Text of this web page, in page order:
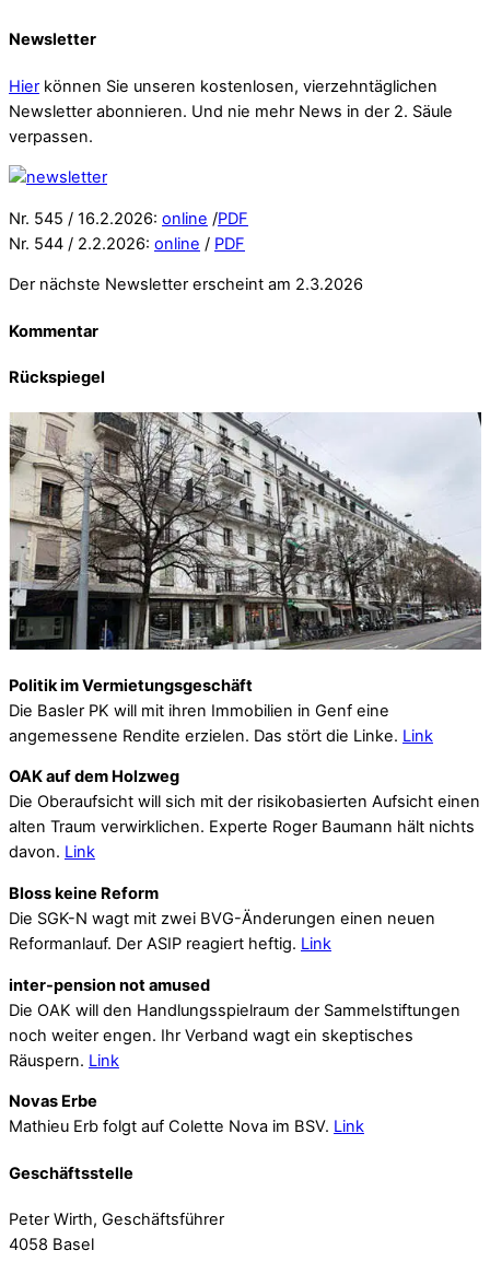
Newsletter
Hier können Sie unseren kostenlosen, vierzehntäglichen
Newsletter abonnieren. Und nie mehr News in der 2. Säule
verpassen.
Nr. 545 / 16.2.2026: online /PDF
Nr. 544 / 2.2.2026: online / PDF
Der nächste Newsletter erscheint am 2.3.2026
Kommentar
Rückspiegel
Politik im Vermietungsgeschäft
Die Basler PK will mit ihren Immobilien in Genf eine
angemessene Rendite erzielen. Das stört die Linke. Link
OAK auf dem Holzweg
Die Oberaufsicht will sich mit der risikobasierten Aufsicht einen
alten Traum verwirklichen. Experte Roger Baumann hält nichts
davon. Link
Bloss keine Reform
Die SGK-N wagt mit zwei BVG-Änderungen einen neuen
Reformanlauf. Der ASIP reagiert heftig. Link
inter-pension not amused
Die OAK will den Handlungsspielraum der Sammelstiftungen
noch weiter engen. Ihr Verband wagt ein skeptisches
Räuspern. Link
Novas Erbe
Mathieu Erb folgt auf Colette Nova im BSV. Link
Geschäftsstelle
Peter Wirth, Geschäftsführer
4058 Basel